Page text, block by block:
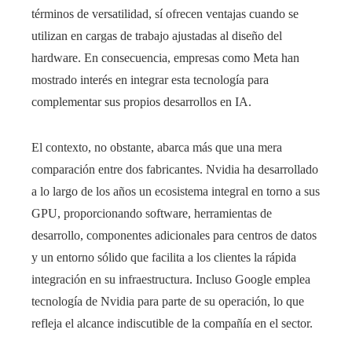
términos de versatilidad, sí ofrecen ventajas cuando se
utilizan en cargas de trabajo ajustadas al diseño del
hardware. En consecuencia, empresas como Meta han
mostrado interés en integrar esta tecnología para
complementar sus propios desarrollos en IA.
El contexto, no obstante, abarca más que una mera
comparación entre dos fabricantes. Nvidia ha desarrollado
a lo largo de los años un ecosistema integral en torno a sus
GPU, proporcionando software, herramientas de
desarrollo, componentes adicionales para centros de datos
y un entorno sólido que facilita a los clientes la rápida
integración en su infraestructura. Incluso Google emplea
tecnología de Nvidia para parte de su operación, lo que
refleja el alcance indiscutible de la compañía en el sector.